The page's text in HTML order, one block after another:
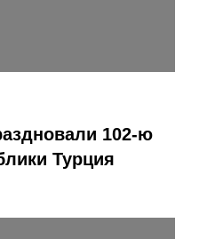
102-ю
Турция